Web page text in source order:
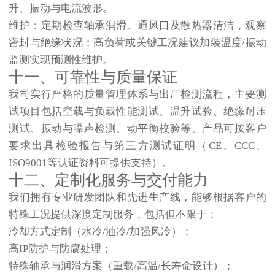
升、振动与电流波形。
维护 ：定期检查轴承润滑、通风口及散热器清洁，观察
密封与绝缘状况；高负荷或关键工况建议加装温度/振动
监测实现预测性维护。
十一、可靠性与质量保证
我司实行严格的质量管理体系与出厂检测流程，主要测
试项目包括空载与负载性能测试、温升试验、绝缘耐压
测试、振动与噪声检测、动平衡校验等。产品可按客户
要求出具检验报告与第三方测试证明（CE、CCC、
ISO9001等认证资料可提供支持）。
十二、定制化服务与交付能力
我们拥有专业研发团队和先进生产线，能够根据客户的
特殊工况提供深度定制服务，包括但不限于：
冷却方式定制（水冷/油冷/加强风冷）；
高IP防护与防腐处理；
特殊轴承与润滑方案（重载/高温/长寿命设计）；